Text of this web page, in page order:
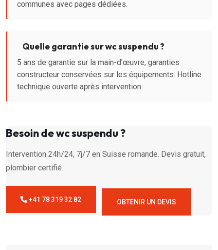
communes avec pages dédiées.
Quelle garantie sur wc suspendu ?
5 ans de garantie sur la main-d'œuvre, garanties
constructeur conservées sur les équipements. Hotline
technique ouverte après intervention.
Besoin de wc suspendu ?
Intervention 24h/24, 7j/7 en Suisse romande. Devis gratuit,
plombier certifié.
+41 78 319 32 82 OBTENIR UN DEVIS